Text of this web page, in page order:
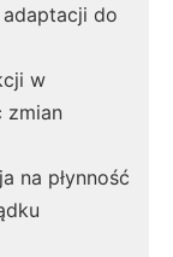
do
w
zmian
na płynność